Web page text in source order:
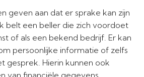
geven aan dat er sprake kan zijn
belt een beller die zich voordoet
of als een bekend bedrijf. Er kan
persoonlijke informatie of zelfs
gesprek. Hierin kunnen ook
van financiële gegevens